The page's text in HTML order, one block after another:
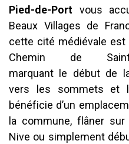
Pied-de-Port vous
Beaux Villages de
cette cité médiévale
Chemin de Saint-
marquant le début de
vers les sommets et
bénéficie d’un
la commune, flâner
Nive ou simplement